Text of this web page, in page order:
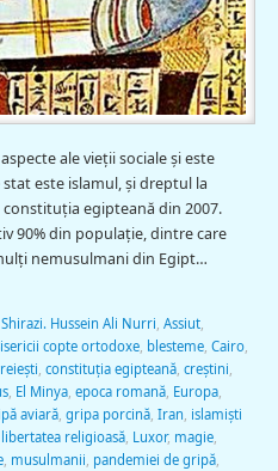
ale vieţii sociale şi este
este islamul, şi dreptul la
egipteană din 2007.
90% din populaţie, dintre care
nemusulmani din Egipt…
Hussein Ali Nurri Assiut,
copte ortodoxe, blesteme, Cairo,
constituţia egipteană, creștini
, El Minya, epoca romană, Europa,
aviară, gripa porcină, Iran islamişti
libertatea religioasă, Luxor, magie,
, musulmanii pandemiei de gripă,